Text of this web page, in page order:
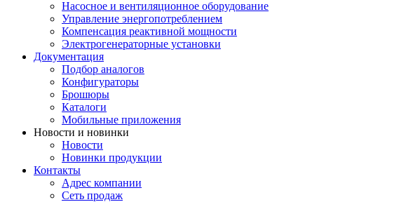
Насосное и вентиляционное оборудование
Управление энергопотреблением
Компенсация реактивной мощности
Электрогенераторные установки
Документация
Подбор аналогов
Конфигураторы
Брошюры
Каталоги
Мобильные приложения
Новости и новинки
Новости
Новинки продукции
Контакты
Адрес компании
Сеть продаж